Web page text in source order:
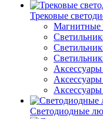
Трековые
Магнитные
Светодиодные